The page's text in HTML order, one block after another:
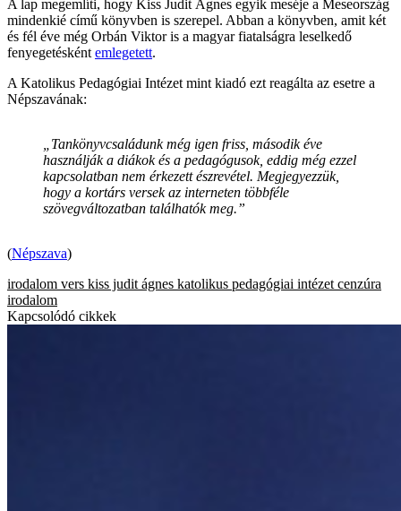
A lap megemlíti, hogy Kiss Judit Ágnes egyik meséje a Meseország
mindenkié című könyvben is szerepel. Abban a könyvben, amit két
és fél éve még Orbán Viktor is a magyar fiatalságra leselkedő
fenyegetésként emlegetett.
A Katolikus Pedagógiai Intézet mint kiadó ezt reagálta az esetre a
Népszavának:
„Tankönyvcsaládunk még igen friss, második éve
használják a diákok és a pedagógusok, eddig még ezzel
kapcsolatban nem érkezett észrevétel. Megjegyezzük,
hogy a kortárs versek az interneten többféle
szövegváltozatban találhatók meg.”
(Népszava)
irodalom vers kiss judit ágnes katolikus pedagógiai intézet cenzúra
irodalom
Kapcsolódó cikkek